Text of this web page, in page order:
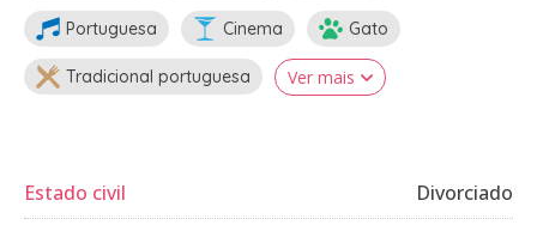
Portuguesa Cinema Gato
Tradicional portuguesa Ver mais
Estado civil
Divorciado